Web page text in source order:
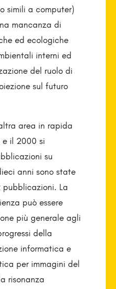
simili a computer)
mancanza di
ed ecologiche
interni ed
del ruolo di
sul futuro
area in rapida
e il 2000 si
su
anni sono state
pubblicazioni. La
può essere
più generale agli
della
informatica e
per immagini del
risonanza